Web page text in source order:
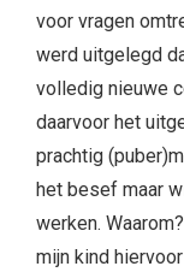
voor vragen
werd uitgelegd
volledig nieuwe
daarvoor het
prachtig
het besef maar
werken.
mijn kind